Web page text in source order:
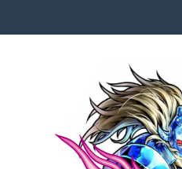
【お知らせ】